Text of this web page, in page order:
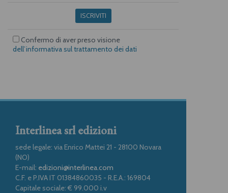
ISCRIVITI
Confermo di aver preso visione
dell’informativa sul trattamento dei dati
Interlinea srl edizioni
sede legale: via Enrico Mattei 21 - 28100 Novara
(NO)
E-mail: edizioni@interlinea.com
C.F. e P.IVA IT 01384860035 - R.E.A.: 169804
Capitale sociale: € 99.000 i.v